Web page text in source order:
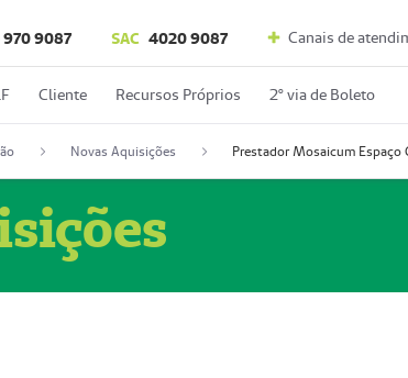
9087 SAC 4020 9087 Canais de
Cliente Recursos Próprios 2º via de Boleto
Novas Aquisições